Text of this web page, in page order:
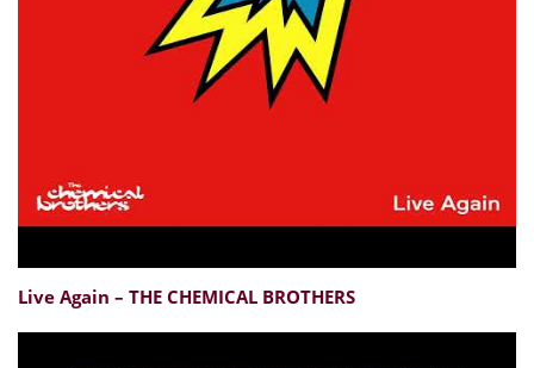
Live Again – THE CHEMICAL BROTHERS